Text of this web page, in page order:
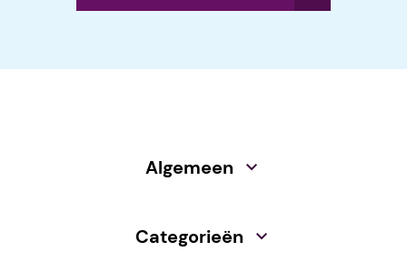
Algemeen
Categorieën